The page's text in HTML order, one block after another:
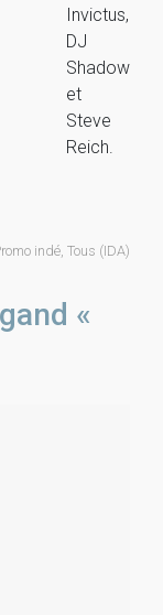
Invictus,
DJ
Shadow
et
Steve
Reich.
indé, Tous (IDA)
«